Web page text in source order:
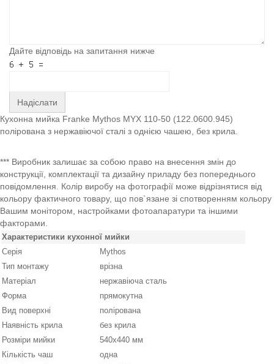
Дайте відповідь на запитання нижче
Надіслати
Кухонна мийка Franke Mythos MYX 110-50 (122.0600.945)
полірована з нержавіючої сталі з однією чашею, без крила.
*** Виробник залишає за собою право на внесення змін до
конструкції, комплектації та дизайну приладу без попереднього
повідомлення. Колір виробу на фотографії може відрізнятися від
кольору фактичного товару, що пов`язане зі спотворенням кольору
Вашим монітором, настройками фотоапаратури та іншими
факторами.
Характеристики кухонної мийки
Серія
Mythos
Тип монтажу
врізна
Матеріал
нержавіюча сталь
Форма
прямокутна
Вид поверхні
полірована
Наявність крила
без крила
Розміри мийки
540х440 мм
Кількість чаш
одна